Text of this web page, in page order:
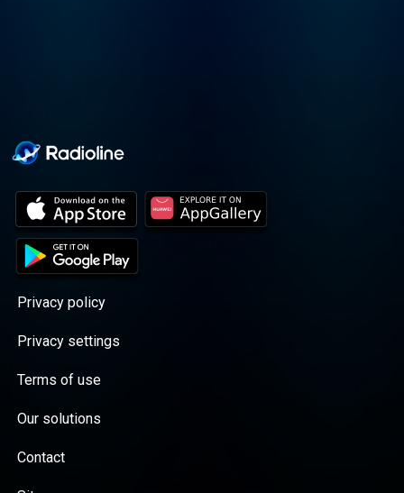
Privacy policy
Privacy settings
Terms of use
Our solutions
Contact